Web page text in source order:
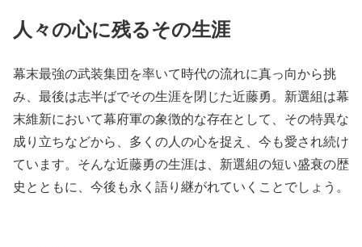
人々の心に残るその生涯
幕末最強の武装集団を率いて時代の流れに真っ向から挑
み、最後は志半ばでその生涯を閉じた近藤勇。新選組は幕
末維新において幕府軍の象徴的な存在として、その特異な
成り立ちなどから、多くの人の心を捉え、今も愛され続け
ています。そんな近藤勇の生涯は、新選組の短い盛衰の歴
史とともに、今後も永く語り継がれていくことでしょう。